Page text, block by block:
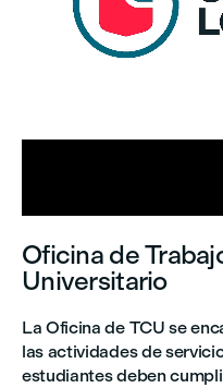
Oficina de
Universitario
La Oficina de TCU se
las actividades de
estudiantes deben